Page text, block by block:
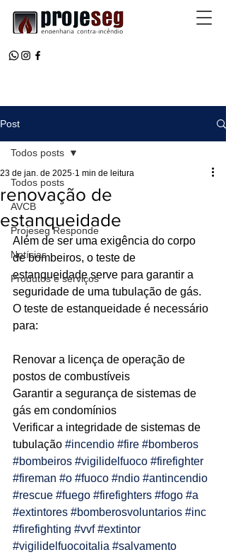
WhatsApp de 8h as 12h
Siga nosso facebook
E também nosso instagram
Post
Todos posts
AVCB
Projeseg Responde
Notícias
Produtos e serviços
Todos posts
renovação de
estanqueidade
23 de jan. de 2025 1 min de leitura
Além de ser uma exigência do corpo
de bombeiros, o teste de
estanqueidade serve para garantir a
seguridade de uma tubulação de gás.
O teste de estanqueidade é necessário
para:
Renovar a licença de operação de
postos de combustíveis
Garantir a segurança de sistemas de
gás em condomínios
Verificar a integridade de sistemas de
tubulação #incendio #fire #bomberos
#bombeiros #vigilidelfuoco #firefighter
#fireman #o #fuoco #ndio #antincendio
#rescue #fuego #firefighters #fogo #a
#extintores #bomberosvoluntarios #inc
#firefighting #vvf #extintor
#vigilidelfuocoitalia #salvamento